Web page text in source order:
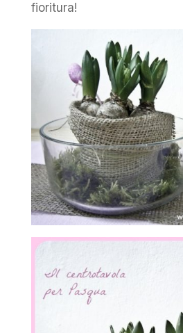
fioritura!